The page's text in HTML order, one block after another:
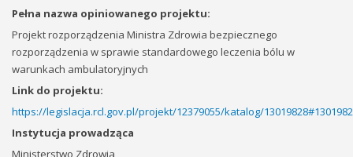
Pełna nazwa opiniowanego projektu:
Projekt rozporządzenia Ministra Zdrowia bezpiecznego
rozporządzenia w sprawie standardowego leczenia bólu w
warunkach ambulatoryjnych
Link do projektu:
https://legislacja.rcl.gov.pl/projekt/12379055/katalog/
Instytucja prowadząca
Ministerstwo Zdrowia